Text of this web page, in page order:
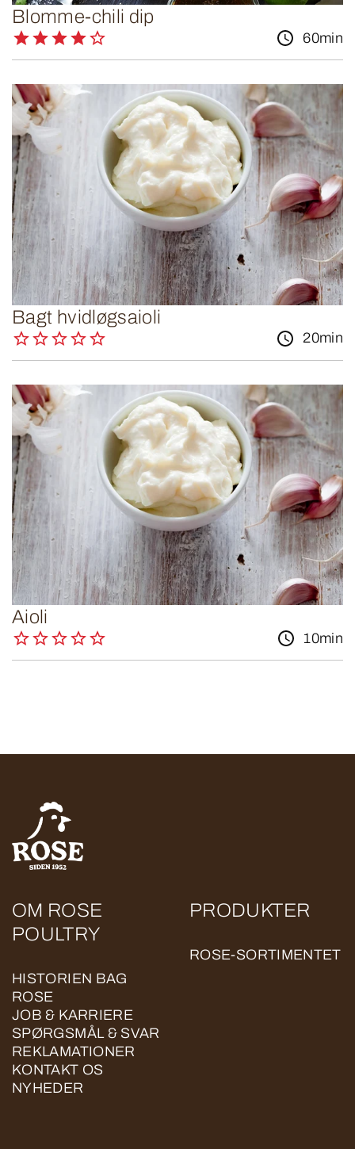
Blomme-chili dip
60min
Bagt hvidløgsaioli
20min
Aioli
10min
OM ROSE
POULTRY
HISTORIEN BAG
ROSE
JOB & KARRIERE
SPØRGSMÅL & SVAR
REKLAMATIONER
KONTAKT OS
NYHEDER
PRODUKTER
ROSE-SORTIMENTET